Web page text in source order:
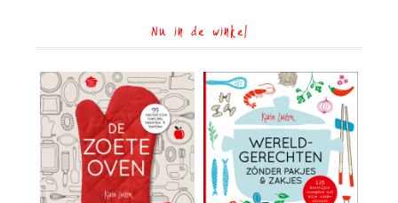
Nu in de winkel